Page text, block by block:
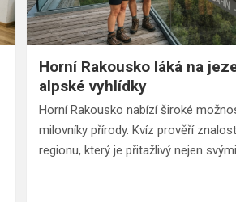
Horní Rakousko láká na
alpské vyhlídky
Horní Rakousko nabízí široké
milovníky přírody. Kvíz prověří
regionu, který je přitažlivý nejen